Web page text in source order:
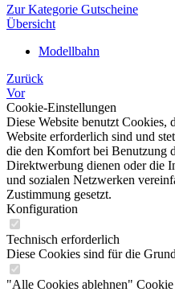
Zur Kategorie Gutscheine
Übersicht
Modellbahn
Zurück
Vor
Cookie-Einstellungen
Diese Website benutzt Cookies,
Website erforderlich sind und
die den Komfort bei Benutzung
Direktwerbung dienen oder die
und sozialen Netzwerken
Zustimmung gesetzt.
Konfiguration
Technisch erforderlich
Diese Cookies sind für die
"Alle Cookies ablehnen" Cookie